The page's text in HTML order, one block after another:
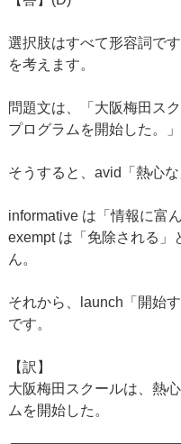
選択肢はすべて形容詞で
を考えます。
問題文は、「大阪梅田ス
プログラムを開始した。
そうすると、avid「熱心
informative は「情報に富
exempt は「免除される」
ん。
それから、launch「開始
です。
【訳】
大阪梅田スクールは、熱
ムを開始した。